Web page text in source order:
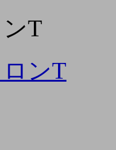
T
ンT